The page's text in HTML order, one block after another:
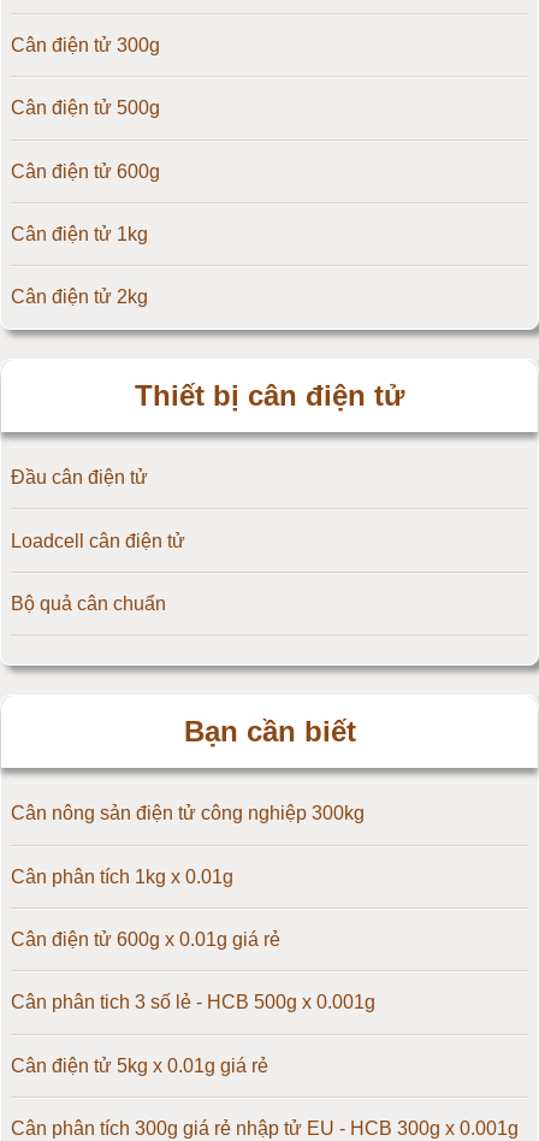
Cân điện tử TNP Scacle
Cân điện tử CAS Hàn Quốc
Cân điện tử Yaohua
Cân điện tử Amcells
Đầu cân điện tử Flintec
Cân điện tử 300g
Cân điện tử 500g
Cân điện tử 600g
Cân điện tử 1kg
Cân điện tử 2kg
Cân điện tử 10kg
Cân điện tử 15kg
Cân điện tử 20kg
Cân điện tử 25kg
Cân điện tử 50kg
Cân điện tử 60kg
Cân điện tử 100kg
Cân điện tử 150kg
Cân điện tử 200kg
Cân điện tử 300kg
Thiết bị cân điện tử
Đầu cân điện tử
Loadcell cân điện tử
Bộ quả cân chuẩn
Bạn cần biết
Cân nông sản điện tử công nghiệp 300kg
Cân phân tích 1kg x 0.01g
Cân điện tử 600g x 0.01g giá rẻ
Cân phân tich 3 số lẻ - HCB 500g x 0.001g
Cân điện tử 5kg x 0.01g giá rẻ
Cân phân tích 300g giá rẻ nhập tử EU - HCB 300g x 0.001g